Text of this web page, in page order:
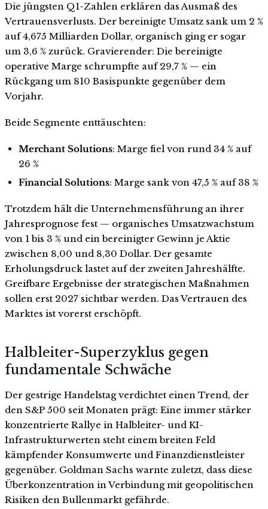
Die jüngsten Q1-Zahlen erklären das Ausmaß des
Vertrauensverlusts. Der bereinigte Umsatz sank um 2 %
auf 4,675 Milliarden Dollar, organisch ging er sogar
um 3,6 % zurück. Gravierender: Die bereinigte
operative Marge schrumpfte auf 29,7 % — ein
Rückgang um 810 Basispunkte gegenüber dem
Vorjahr.
Beide Segmente enttäuschten:
Merchant Solutions: Marge fiel von rund 34 % auf
26 %
Financial Solutions: Marge sank von 47,5 % auf 38 %
Trotzdem hält die Unternehmensführung an ihrer
Jahresprognose fest — organisches Umsatzwachstum
von 1 bis 3 % und ein bereinigter Gewinn je Aktie
zwischen 8,00 und 8,30 Dollar. Der gesamte
Erholungsdruck lastet auf der zweiten Jahreshälfte.
Greifbare Ergebnisse der strategischen Maßnahmen
sollen erst 2027 sichtbar werden. Das Vertrauen des
Marktes ist vorerst erschöpft.
Halbleiter-Superzyklus gegen
fundamentale Schwäche
Der gestrige Handelstag verdichtet einen Trend, der
den S&P 500 seit Monaten prägt: Eine immer stärker
konzentrierte Rallye in Halbleiter- und KI-
Infrastrukturwerten steht einem breiten Feld
kämpfender Konsumwerte und Finanzdienstleister
gegenüber. Goldman Sachs warnte zuletzt, dass diese
Überkonzentration in Verbindung mit geopolitischen
Risiken den Bullenmarkt gefährde.